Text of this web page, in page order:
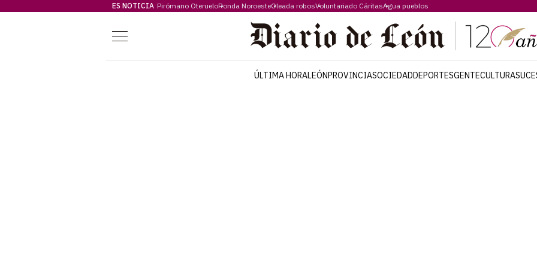
ES NOTICIA Pirómano OterueloRonda NoroesteOleada robosVoluntariado CáritasAgua pueblos
Menú
ÚLTIMA HORALEÓNPROVINCIASOCIEDADDEPORTESGENTECULTURA